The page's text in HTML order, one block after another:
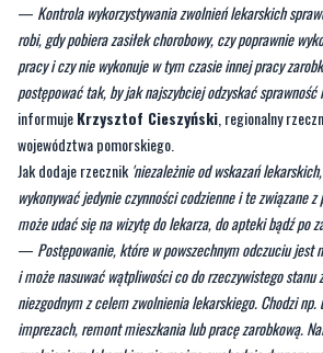
— Kontrola wykorzystywania zwolnień lekarskich
robi, gdy pobiera zasiłek chorobowy, czy poprawnie
pracy i czy nie wykonuje w tym czasie innej pracy
postępować tak, by jak najszybciej odzyskać
informujeKrzysztof Cieszyński, regionalny
województwa pomorskiego.
Jak dodaje rzecznik 'niezależnie od wskazań
wykonywać jedynie czynności codzienne i te związane
może udać się na wizytę do lekarza, do apteki bądź po
— Postępowanie, które w powszechnym odczuciu jest
i może nasuwać wątpliwości co do rzeczywistego
niezgodnym z celem zwolnienia lekarskiego. Chodzi np.
imprezach, remont mieszkania lub pracę zarobkową.